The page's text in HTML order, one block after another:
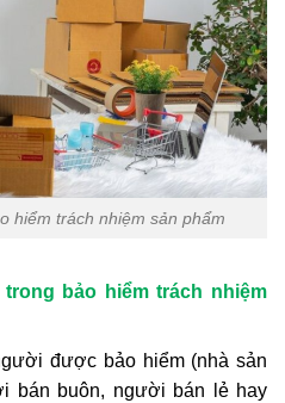
hiểm trách nhiệm sản phẩm
bảo hiểm trách nhiệm
được bảo hiểm (nhà sản
bán buôn, người bán lẻ hay